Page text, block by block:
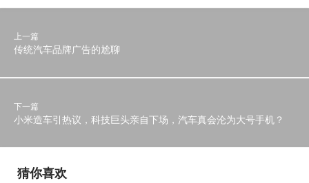
上一篇
传统汽车品牌广告的尬聊
下一篇
小米造车引热议，科技巨头亲自下场，汽车真会沦为大号手机？
猜你喜欢